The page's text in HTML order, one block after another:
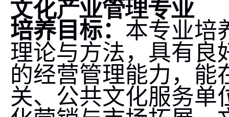
文化产业管理专业
培养目标： 本专业培
理论与方法，具有良
的经营管理能力，能
关、公共文化服务单